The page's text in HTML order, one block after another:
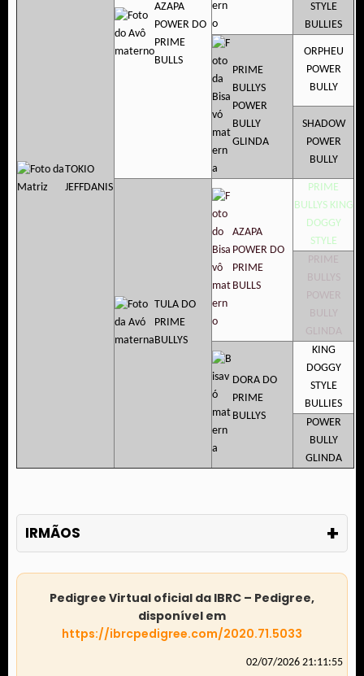
TOKIO
JEFFDANIS
AZAPA
POWER DO
PRIME
BULLS
STYLE
BULLIES
PRIME
BULLYS
POWER
BULLY
GLINDA
ORPHEU
POWER
BULLY
SHADOW
POWER
BULLY
TULA DO
PRIME
BULLYS
AZAPA
POWER DO
PRIME
BULLS
PRIME
BULLYS KING
DOGGY
STYLE
PRIME
BULLYS
POWER
BULLY
GLINDA
DORA DO
PRIME
BULLYS
KING
DOGGY
STYLE
BULLIES
POWER
BULLY
GLINDA
IRMÃOS +
Pedigree Virtual oficial da IBRC – Pedigree,
disponível em
https://ibrcpedigree.com/2020.71.5033
02/07/2026 21:11:55